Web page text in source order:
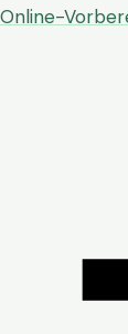
Online-